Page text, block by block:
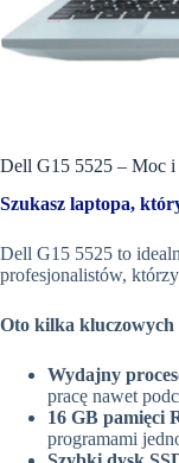
Dell G15 5525 – Moc
Szukasz laptopa,
Dell G15 5525 to
profesjonalistów,
Oto kilka kluczowych
Wydajny
pracę nawet
16 GB pamięci
programami